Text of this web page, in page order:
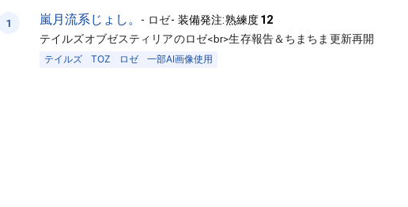
1 嵐月流系じょし。 - ロゼ- 装備発注:熟練度12
テイルズオブゼスティリアのロゼ<br>生存報告＆ちまちま更新再開
テイルズ TOZ ロゼ 一部AI画像使用